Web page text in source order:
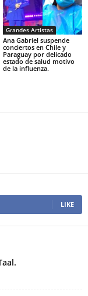
Grandes Artistas
Ana Gabriel suspende
conciertos en Chile y
Paraguay por delicado
estado de salud motivo
de la influenza.
LIKE